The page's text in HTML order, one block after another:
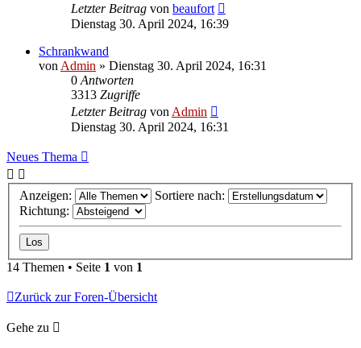
Letzter Beitrag von beaufort
Dienstag 30. April 2024, 16:39
Schrankwand
von Admin » Dienstag 30. April 2024, 16:31
0 Antworten
3313 Zugriffe
Letzter Beitrag von Admin
Dienstag 30. April 2024, 16:31
Neues Thema
Anzeigen:
Sortiere nach:
Richtung:
14 Themen • Seite 1 von 1
Zurück zur Foren-Übersicht
Gehe zu